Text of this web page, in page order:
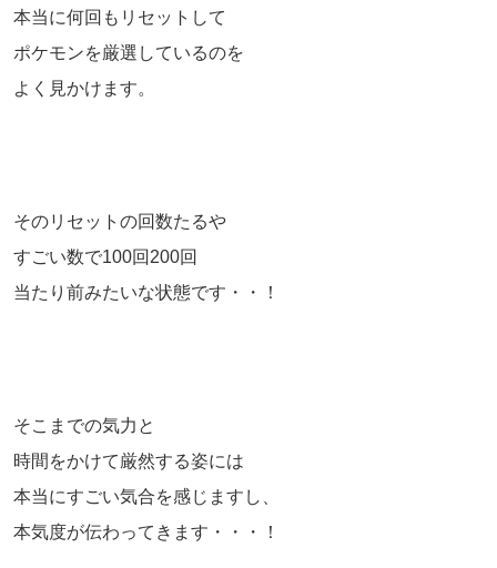
本当に何回もリセットして
ポケモンを厳選しているのを
よく見かけます。
そのリセットの回数たるや
すごい数で100回200回
当たり前みたいな状態です・・！
そこまでの気力と
時間をかけて厳然する姿には
本当にすごい気合を感じますし、
本気度が伝わってきます・・・！